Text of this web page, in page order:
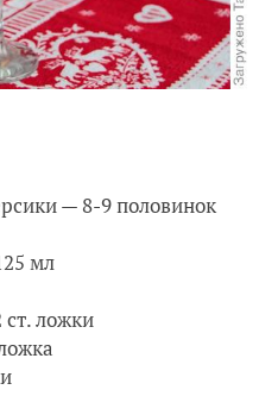
— 8-9 половинок
мл
ложки